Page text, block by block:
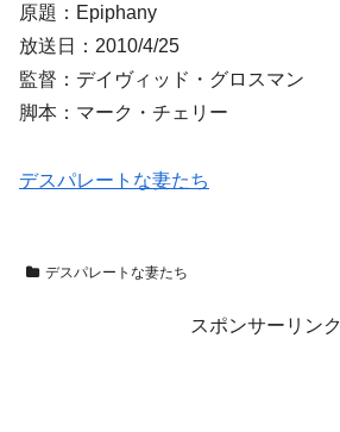
原題：Epiphany
放送日：2010/4/25
監督：デイヴィッド・グロスマン
脚本：マーク・チェリー
デスパレートな妻たち
デスパレートな妻たち
スポンサーリンク